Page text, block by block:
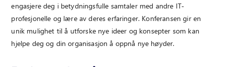
engasjere deg i betydningsfulle samtaler med andre IT-
profesjonelle og lære av deres erfaringer. Konferansen gir en
unik mulighet til å utforske nye ideer og konsepter som kan
hjelpe deg og din organisasjon å oppnå nye høyder.